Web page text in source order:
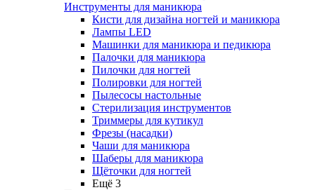
Инструменты для маникюра
Кисти для дизайна ногтей и маникюра
Лампы LED
Машинки для маникюра и педикюра
Палочки для маникюра
Пилочки для ногтей
Полировки для ногтей
Пылесосы настольные
Стерилизация инструментов
Триммеры для кутикул
Фрезы (насадки)
Чаши для маникюра
Шаберы для маникюра
Щёточки для ногтей
Ещё 3